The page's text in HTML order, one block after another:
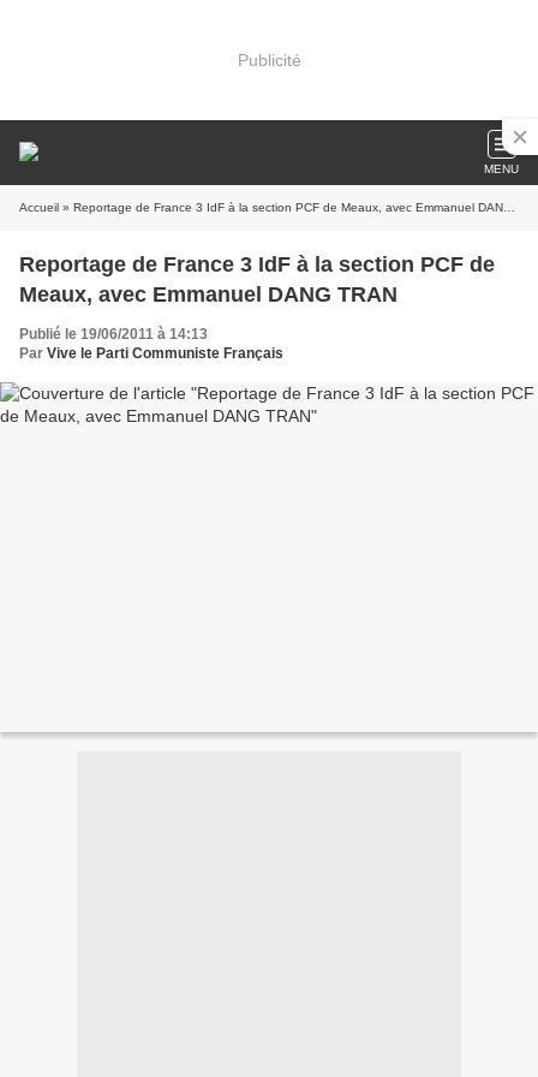
Publicité
MENU
Accueil » Reportage de France 3 IdF à la section PCF de Meaux, avec Emmanuel DANG TRAN
Reportage de France 3 IdF à la section PCF de
Meaux, avec Emmanuel DANG TRAN
Publié le 19/06/2011 à 14:13
Par Vive le Parti Communiste Français